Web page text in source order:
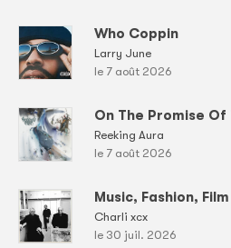
Who Coppin
Larry June
le 7 août 2026
On The Promise Of
Reeking Aura
le 7 août 2026
Music, Fashion, Film
Charli xcx
le 30 juil. 2026